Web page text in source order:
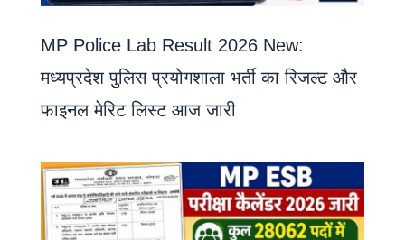
MP Police Lab Result 2026 New:
मध्यप्रदेश पुलिस प्रयोगशाला भर्ती का रिजल्ट और
फाइनल मेरिट लिस्ट आज जारी